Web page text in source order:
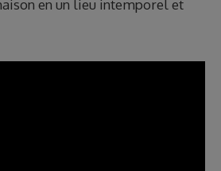
en un lieu intemporel et